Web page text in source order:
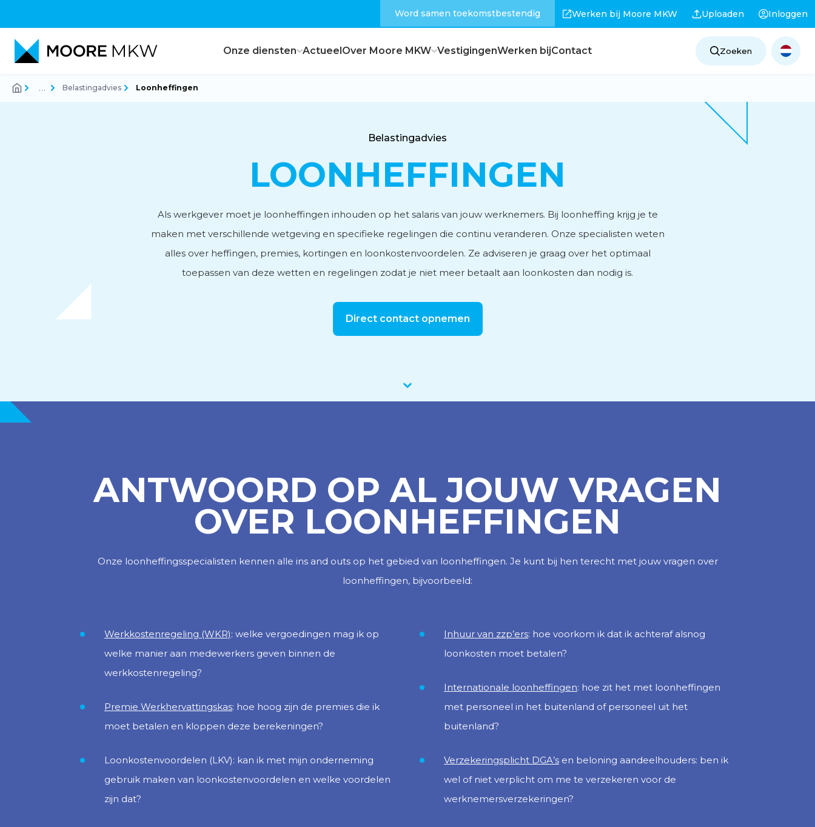
Word samen toekomstbestendig Werken bij Moore MKW Uploaden Inloggen
Onze diensten
Corporate finance
Internationaal ondernemen
ActueelOver Moore MKW
Feiten en cijfers
VestigingenWerken bijContact Zoeken
… Belastingadvies Loonheffingen
LOONHEFFINGEN
Belastingadvies
Als werkgever moet je loonheffingen inhouden op het salaris van jouw werknemers. Bij loonheffing krijg je te
maken met verschillende wetgeving en specifieke regelingen die continu veranderen. Onze specialisten weten
alles over heffingen, premies, kortingen en loonkostenvoordelen. Ze adviseren je graag over het optimaal
toepassen van deze wetten en regelingen zodat je niet meer betaalt aan loonkosten dan nodig is.
Direct contact opnemen
ANTWOORD OP AL JOUW VRAGEN
OVER LOONHEFFINGEN
Onze loonheffingsspecialisten kennen alle ins and outs op het gebied van loonheffingen. Je kunt bij hen terecht met jouw vragen over
loonheffingen, bijvoorbeeld:
Werkkostenregeling (WKR): welke vergoedingen mag ik op
welke manier aan medewerkers geven binnen de
werkkostenregeling?
Premie Werkhervattingskas: hoe hoog zijn de premies die ik
moet betalen en kloppen deze berekeningen?
Loonkostenvoordelen (LKV): kan ik met mijn onderneming
gebruik maken van loonkostenvoordelen en welke voordelen
zijn dat?
Inhuur van zzp’ers: hoe voorkom ik dat ik achteraf alsnog
loonkosten moet betalen?
Internationale loonheffingen: hoe zit het met loonheffingen
met personeel in het buitenland of personeel uit het
buitenland?
Verzekeringsplicht DGA’s en beloning aandeelhouders: ben ik
wel of niet verplicht om me te verzekeren voor de
werknemersverzekeringen?